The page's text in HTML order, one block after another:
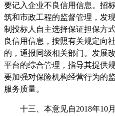
要记入企业不良信用信息。招
筑和市政工程的监督管理，发
制投标人自主选择保证担保方
良信用信息，按照有关规定向
的，通报同级相关部门。发展
平台的综合管理，指导其提供
要加强对保险机构经营行为的
服务质量。
十三、本意见自2018年10